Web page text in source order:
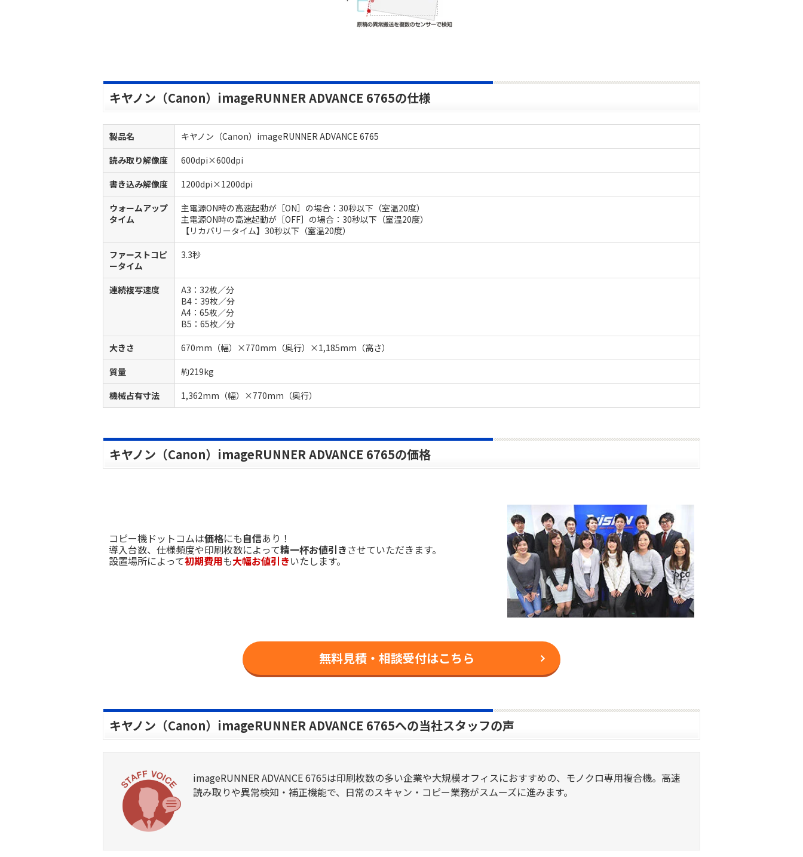
キヤノン（Canon）imageRUNNER ADVANCE 6765の仕様
製品名
キヤノン（Canon）imageRUNNER ADVANCE 6765
読み取り解像度
600dpi×600dpi
書き込み解像度
1200dpi×1200dpi
ウォームアップ
タイム
主電源ON時の高速起動が［ON］の場合：30秒以下（室温20度）
主電源ON時の高速起動が［OFF］の場合：30秒以下（室温20度）
【リカバリータイム】30秒以下（室温20度）
ファーストコピ
ータイム
3.3秒
連続複写速度
A3：32枚／分
B4：39枚／分
A4：65枚／分
B5：65枚／分
大きさ
670mm（幅）×770mm（奥行）×1,185mm（高さ）
質量
約219kg
機械占有寸法
1,362mm（幅）×770mm（奥行）
キヤノン（Canon）imageRUNNER ADVANCE 6765の価格
コピー機ドットコムは価格にも自信あり！
導入台数、仕様頻度や印刷枚数によって精一杯お値引きさせていただきます。
設置場所によって初期費用も大幅お値引きいたします。
無料見積・相談受付はこちら
キヤノン（Canon）imageRUNNER ADVANCE 6765への当社スタッフの声
imageRUNNER ADVANCE 6765は印刷枚数の多い企業や大規模オフィスにおすすめの、モノクロ専用複合機。高速
読み取りや異常検知・補正機能で、日常のスキャン・コピー業務がスムーズに進みます。